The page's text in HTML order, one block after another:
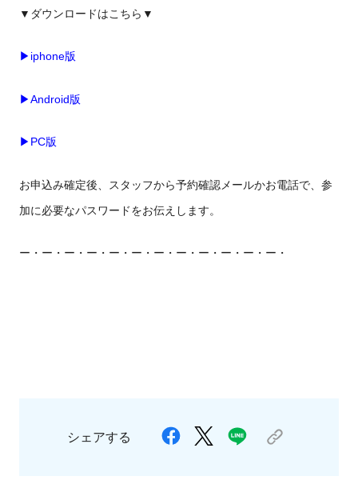
▼ダウンロードはこちら▼
▶ iphone版
▶Android版
▶ PC版
お申込み確定後、スタッフから予約確認メールかお電話で、参
加に必要なパスワードをお伝えします。
ー・ー・ー・ー・ー・ー・ー・ー・ー・ー・ー・ー・
シェアする